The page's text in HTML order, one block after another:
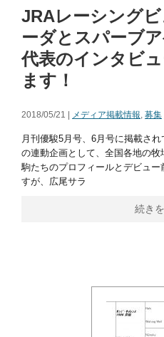
JRAレーシング
ーダとスパーブ
代表のインタビ
ます！
2018/05/21 | メディア掲載情報, 募集
月刊優駿5月号、6月号に掲載さ
の連動企画として、全国各地の
駒たちのプロフィールとデビュ
すが、広尾サラ
続き